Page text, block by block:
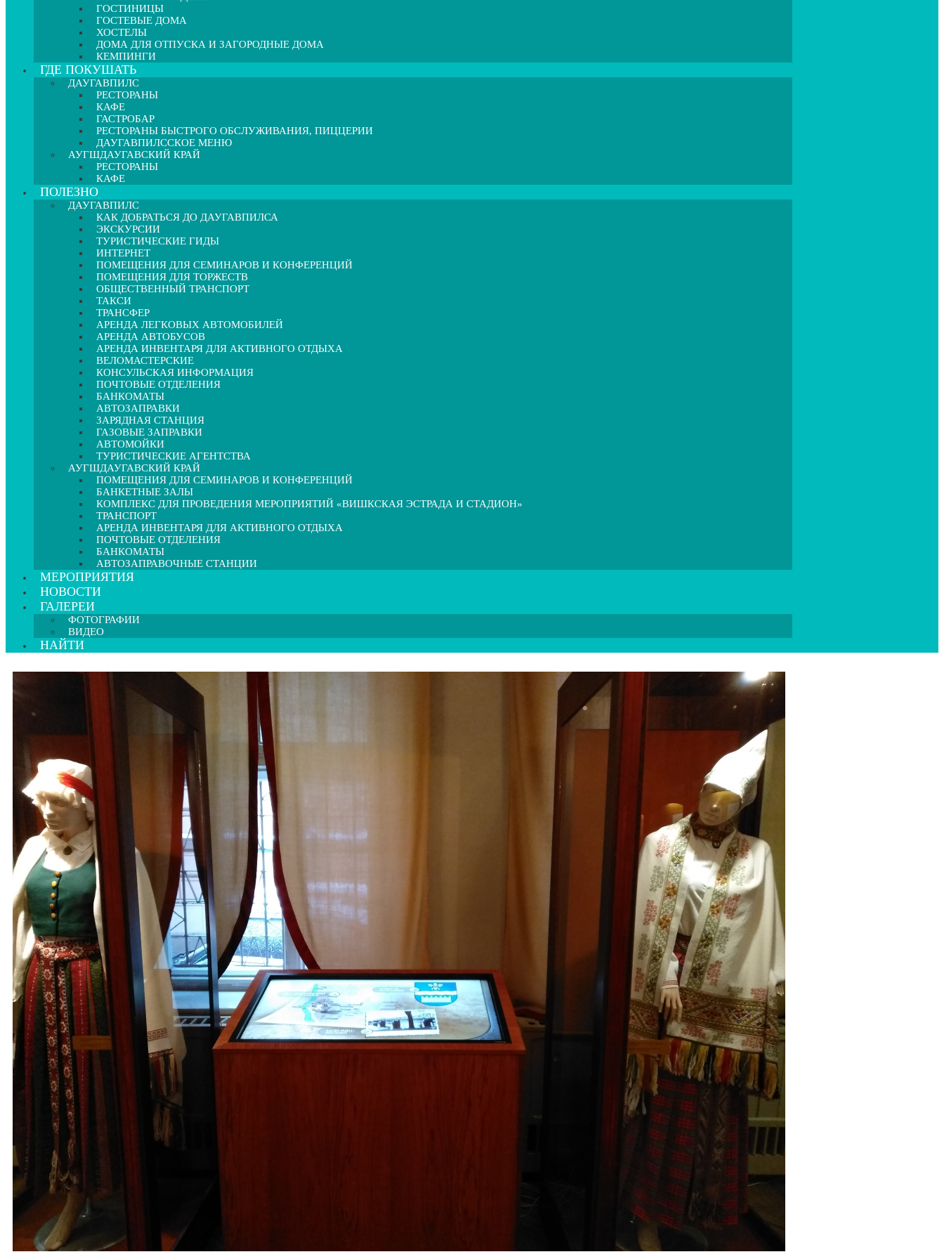
ГОСТИНИЦЫ
ГОСТЕВЫЕ ДОМА
ХОСТЕЛЫ
ДОМА ДЛЯ ОТПУСКА И ЗАГОРОДНЫЕ ДОМА
КЕМПИНГИ
ГДЕ ПОКУШАТЬ
ДАУГАВПИЛС
РЕСТОРАНЫ
КАФЕ
ГАСТРОБАР
РЕСТОРАНЫ БЫСТРОГО ОБСЛУЖИВАНИЯ, ПИЦЦЕРИИ
ДАУГАВПИЛССКОЕ МЕНЮ
АУГШДАУГАВСКИЙ КРАЙ
РЕСТОРАНЫ
КАФЕ
ПОЛЕЗНО
ДАУГАВПИЛС
КАК ДОБРАТЬСЯ ДО ДАУГАВПИЛСА
ЭКСКУРСИИ
ТУРИСТИЧЕСКИЕ ГИДЫ
ИНТЕРНЕТ
ПОМЕЩЕНИЯ ДЛЯ СЕМИНАРОВ И КОНФЕРЕНЦИЙ
ПОМЕЩЕНИЯ ДЛЯ ТОРЖЕСТВ
ОБЩЕСТВЕННЫЙ ТРАНСПОРТ
ТАКСИ
ТРАНСФЕР
АРЕНДА ЛЕГКОВЫХ АВТОМОБИЛЕЙ
АРЕНДА АВТОБУСОВ
АРЕНДА ИНВЕНТАРЯ ДЛЯ АКТИВНОГО ОТДЫХА
ВЕЛОМАСТЕРСКИЕ
КОНСУЛЬСКАЯ ИНФОРМАЦИЯ
ПОЧТОВЫЕ ОТДЕЛЕНИЯ
БАНКОМАТЫ
АВТОЗАПРАВКИ
ЗАРЯДНАЯ СТАНЦИЯ
ГАЗОВЫЕ ЗАПРАВКИ
АВТОМОЙКИ
ТУРИСТИЧЕСКИЕ АГЕНТСТВА
АУГШДАУГАВСКИЙ КРАЙ
ПОМЕЩЕНИЯ ДЛЯ СЕМИНАРОВ И КОНФЕРЕНЦИЙ
БАНКЕТНЫЕ ЗАЛЫ
КОМПЛЕКС ДЛЯ ПРОВЕДЕНИЯ МЕРОПРИЯТИЙ «ВИШКСКАЯ ЭСТРАДА И СТАДИОН»
ТРАНСПОРТ
АРЕНДА ИНВЕНТАРЯ ДЛЯ АКТИВНОГО ОТДЫХА
ПОЧТОВЫЕ ОТДЕЛЕНИЯ
БАНКОМАТЫ
АВТОЗАПРАВОЧНЫЕ СТАНЦИИ
МЕРОПРИЯТИЯ
НОВОСТИ
ГАЛЕРЕИ
ФОТОГРАФИИ
ВИДЕО
НАЙТИ